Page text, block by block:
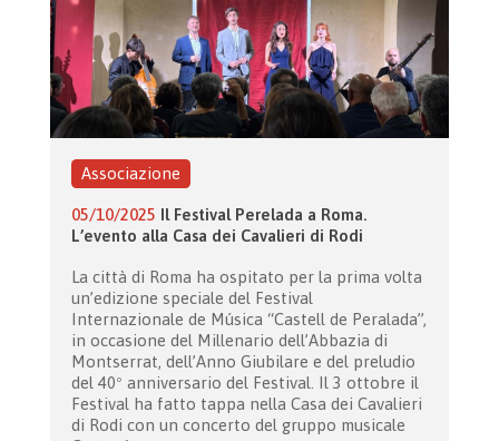
Associazione
05/10/2025 Il Festival Perelada a Roma.
L’evento alla Casa dei Cavalieri di Rodi
La città di Roma ha ospitato per la prima volta
un’edizione speciale del Festival
Internazionale de Música “Castell de Peralada”,
in occasione del Millenario dell’Abbazia di
Montserrat, dell’Anno Giubilare e del preludio
del 40º anniversario del Festival. Il 3 ottobre il
Festival ha fatto tappa nella Casa dei Cavalieri
di Rodi con un concerto del gruppo musicale